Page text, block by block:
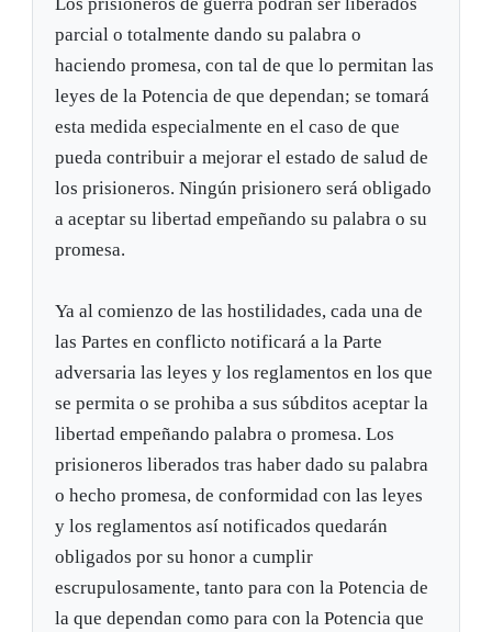
parcial o totalmente dando su palabra o
haciendo promesa, con tal de que lo permitan las
leyes de la Potencia de que dependan; se tomará
esta medida especialmente en el caso de que
pueda contribuir a mejorar el estado de salud de
los prisioneros. Ningún prisionero será obligado
a aceptar su libertad empeñando su palabra o su
promesa.
Ya al comienzo de las hostilidades, cada una de
las Partes en conflicto notificará a la Parte
adversaria las leyes y los reglamentos en los que
se permita o se prohiba a sus súbditos aceptar la
libertad empeñando palabra o promesa. Los
prisioneros liberados tras haber dado su palabra
o hecho promesa, de conformidad con las leyes
y los reglamentos así notificados quedarán
obligados por su honor a cumplir
escrupulosamente, tanto para con la Potencia de
la que dependan como para con la Potencia que